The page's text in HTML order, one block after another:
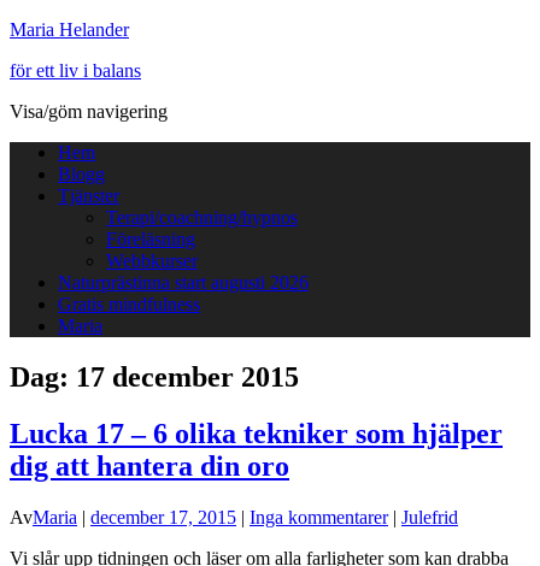
Maria Helander
för ett liv i balans
Visa/göm navigering
Hem
Blogg
Tjänster
Terapi/coachning/hypnos
Föreläsning
Webbkurser
Naturprästinna start augusti 2026
Gratis mindfulness
Maria
Dag: 17 december 2015
Lucka 17 – 6 olika tekniker som hjälper
dig att hantera din oro
AvMaria | december 17, 2015 | Inga kommentarer| Julefrid
Vi slår upp tidningen och läser om alla farligheter som kan drabba